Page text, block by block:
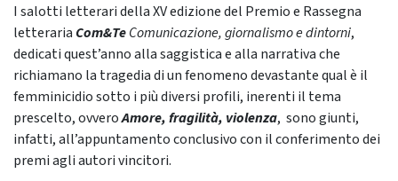
I salotti letterari della XV edizione del Premio e Rassegna
letteraria Com&TeComunicazione, giornalismo e dintorni,
dedicati quest’anno alla saggistica e alla narrativa che
richiamano la tragedia di un fenomeno devastante qual è il
femminicidio sotto i più diversi profili, inerenti il tema
prescelto, ovveroAmore, fragilità, violenza, sono giunti,
infatti, all’appuntamento conclusivo con il conferimento dei
premi agli autori vincitori.